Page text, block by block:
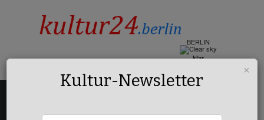
BERLIN
klar
Kultur-Newsletter
×